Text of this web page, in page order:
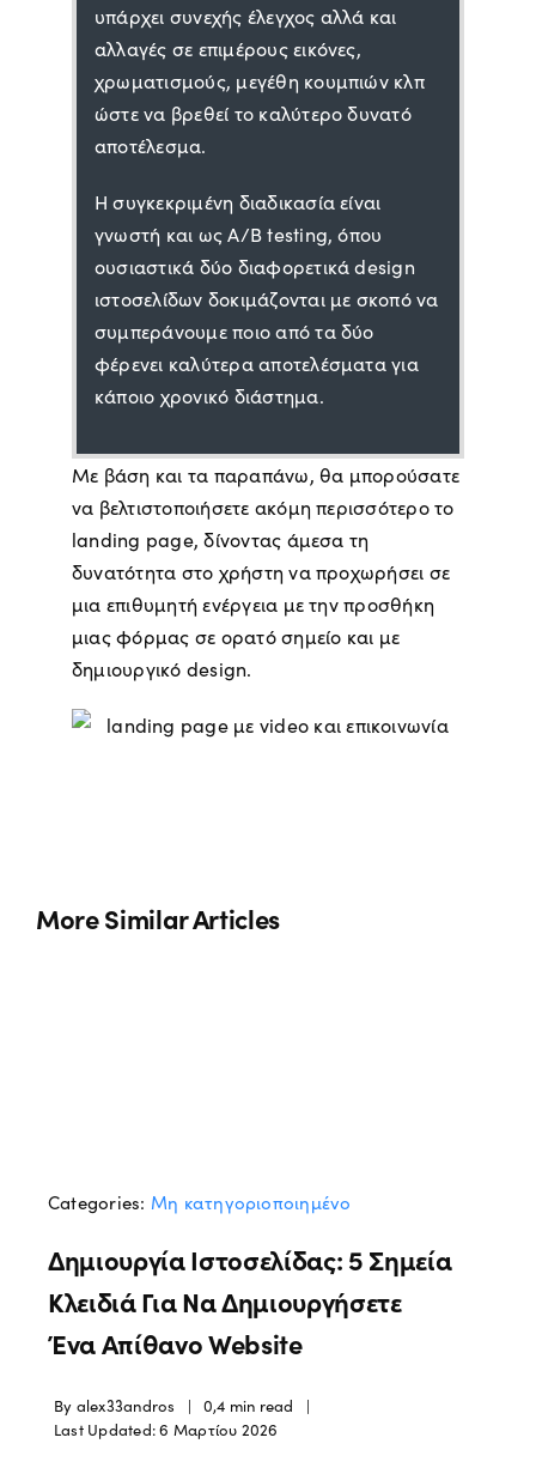
υπάρχει συνεχής έλεγχος αλλά και
αλλαγές σε επιμέρους εικόνες,
χρωματισμούς, μεγέθη κουμπιών κλπ
ώστε να βρεθεί το καλύτερο δυνατό
αποτέλεσμα.
Η συγκεκριμένη διαδικασία είναι
γνωστή και ως A/B testing, όπου
ουσιαστικά δύο διαφορετικά design
ιστοσελίδων δοκιμάζονται με σκοπό να
συμπεράνουμε ποιο από τα δύο
φέρενει καλύτερα αποτελέσματα για
κάποιο χρονικό διάστημα.
Με βάση και τα παραπάνω, θα μπορούσατε
να βελτιστοποιήσετε ακόμη περισσότερο το
landing page, δίνοντας άμεσα τη
δυνατότητα στο χρήστη να προχωρήσει σε
μια επιθυμητή ενέργεια με την προσθήκη
μιας φόρμας σε ορατό σημείο και με
δημιουργικό design.
More Similar Articles
Categories: Μη κατηγοριοποιημένο
Δημιουργία Ιστοσελίδας: 5 Σημεία
Κλειδιά Για Να Δημιουργήσετε
Ένα Απίθανο Website
By alex33andros | 0,4 min read
|
Last Updated: 6 Μαρτίου 2026